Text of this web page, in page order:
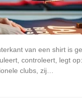
van een shirt is
controleert, legt
clubs, zij…